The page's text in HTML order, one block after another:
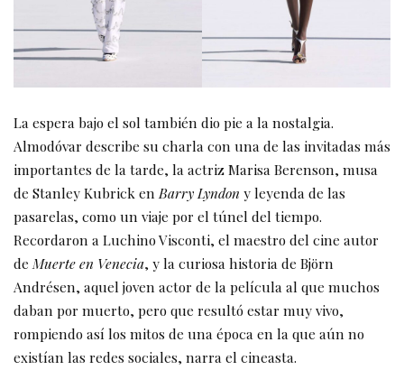
La espera bajo el sol también dio pie a la nostalgia.
Almodóvar describe su charla con una de las invitadas más
importantes de la tarde, la actriz Marisa Berenson, musa
de Stanley Kubrick en Barry Lyndon y leyenda de las
pasarelas, como un viaje por el túnel del tiempo.
Recordaron a Luchino Visconti, el maestro del cine autor
de Muerte en Venecia, y la curiosa historia de Björn
Andrésen, aquel joven actor de la película al que muchos
daban por muerto, pero que resultó estar muy vivo,
rompiendo así los mitos de una época en la que aún no
existían las redes sociales, narra el cineasta.